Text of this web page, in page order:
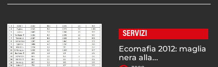
SERVIZI
Ecomafia 2012: maglia
nera alla...